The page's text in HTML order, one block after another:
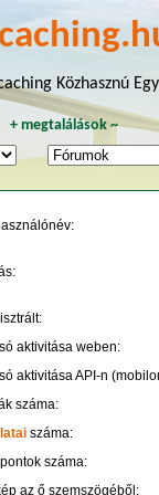
Közhasznú
+ megtalálások~
aktivitása weben:
aktivitása API-n
száma:
száma:
pontok száma:
az ő szemszögéből: